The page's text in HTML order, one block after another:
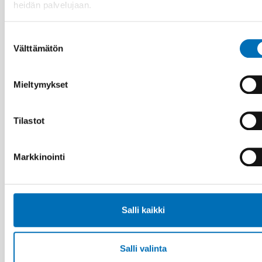
heidän palvelujaan.
valinta
Välttämätön
Mieltymykset
Tilastot
Markkinointi
Salli kaikki
Salli valinta
KANSANTERVEYS
5 helmi 2024